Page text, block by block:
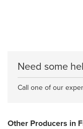
Need some
Call one of our
Other Producers in